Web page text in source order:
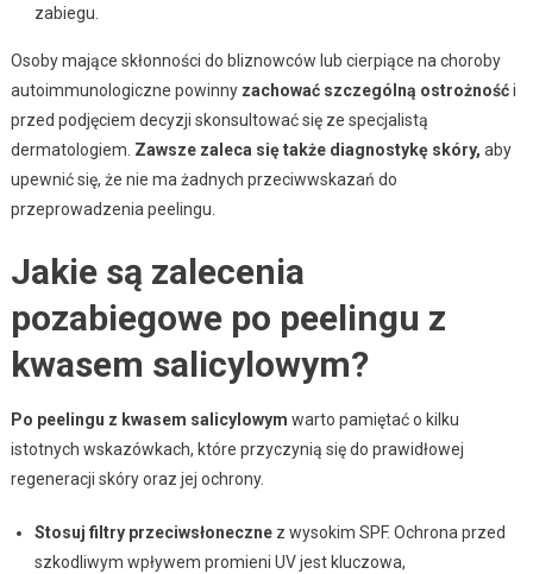
zabiegu.
Osoby mające skłonności do bliznowców lub cierpiące na choroby
autoimmunologiczne powinny zachować szczególną ostrożnośći
przed podjęciem decyzji skonsultować się ze specjalistą
dermatologiem. Zawsze zaleca się także diagnostykę skóry, aby
upewnić się, że nie ma żadnych przeciwwskazań do
przeprowadzenia peelingu.
Jakie są zalecenia
pozabiegowe po peelingu z
kwasem salicylowym?
Po peelingu z kwasem salicylowym warto pamiętać o kilku
istotnych wskazówkach, które przyczynią się do prawidłowej
regeneracji skóry oraz jej ochrony.
Stosuj filtry przeciwsłonecznez wysokim SPF. Ochrona przed
szkodliwym wpływem promieni UV jest kluczowa,